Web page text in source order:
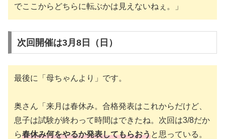
でここからどちらに転ぶかは見えないねぇ。」
次回開催は3月8日（日）
最後に「母ちゃんより」です。
奥さん「来月は春休み。合格発表はこれからだけど、
息子は試験が終わって時間はできたね。次回は3/8だか
ら春休み何をやるか発表してもらおうと思っている。